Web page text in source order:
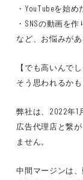
・YouTubeを始め
・SNSの動画を作
など、お悩みがあ
【でも高いんでし
そう思われるかも
弊社は、2022年1
広告代理店と繋
ません。
中間マージンは